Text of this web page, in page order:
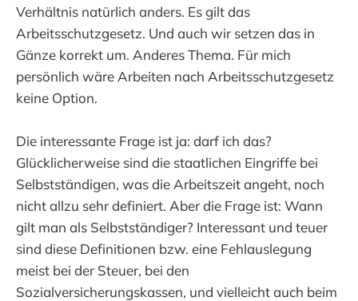
Verhältnis natürlich anders. Es gilt das
Arbeitsschutzgesetz. Und auch wir setzen das in
Gänze korrekt um. Anderes Thema. Für mich
persönlich wäre Arbeiten nach Arbeitsschutzgesetz
keine Option.
Die interessante Frage ist ja: darf ich das?
Glücklicherweise sind die staatlichen Eingriffe bei
Selbstständigen, was die Arbeitszeit angeht, noch
nicht allzu sehr definiert. Aber die Frage ist: Wann
gilt man als Selbstständiger? Interessant und teuer
sind diese Definitionen bzw. eine Fehlauslegung
meist bei der Steuer, bei den
Sozialversicherungskassen, und vielleicht auch beim